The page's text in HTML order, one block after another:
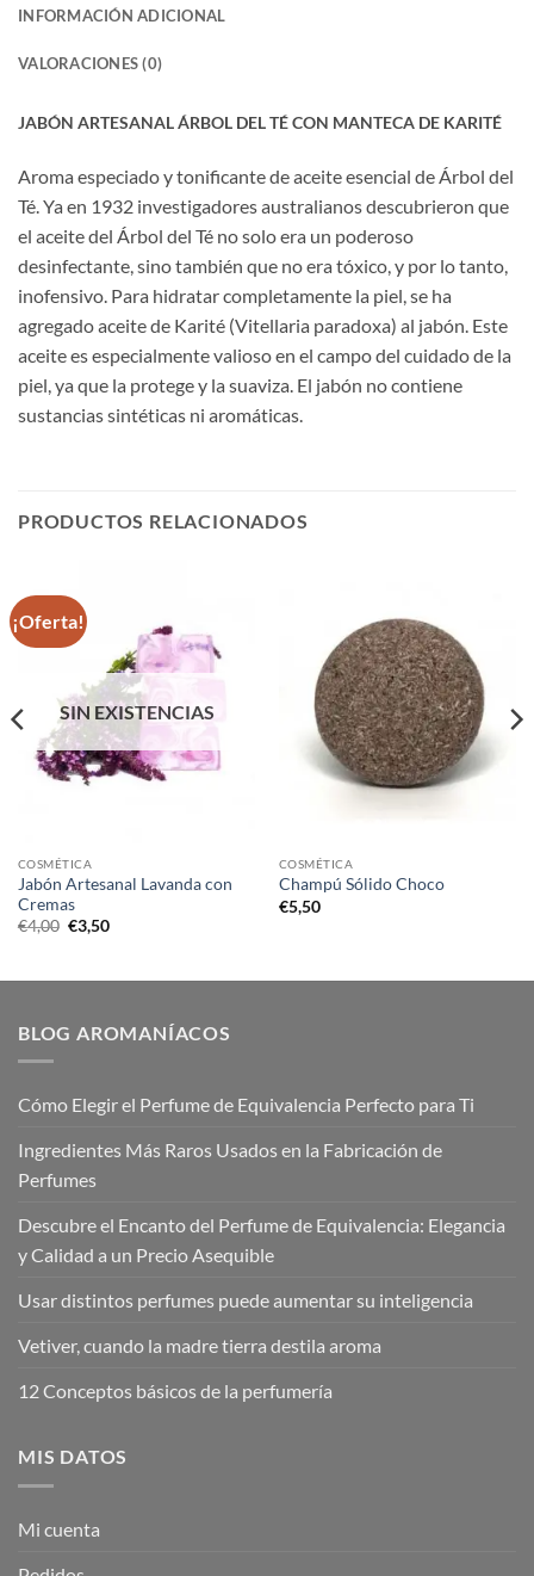
INFORMACIÓN ADICIONAL
VALORACIONES (0)
JABÓN ARTESANAL ÁRBOL DEL TÉ CON MANTECA DE KARITÉ
Aroma especiado y tonificante de aceite esencial de Árbol del
Té. Ya en 1932 investigadores australianos descubrieron que
el aceite del Árbol del Té no solo era un poderoso
desinfectante, sino también que no era tóxico, y por lo tanto,
inofensivo. Para hidratar completamente la piel, se ha
agregado aceite de Karité (Vitellaria paradoxa) al jabón. Este
aceite es especialmente valioso en el campo del cuidado de la
piel, ya que la protege y la suaviza. El jabón no contiene
sustancias sintéticas ni aromáticas.
PRODUCTOS RELACIONADOS
¡Oferta!
SIN EXISTENCIAS
COSMÉTICA
Jabón Artesanal Lavanda con
Cremas
€4,00 El
precio
€4,00.
€3,50El
€3,50.
COSMÉTICA
Champú Sólido Choco
€5,50
BLOG AROMANÍACOS
Cómo Elegir el Perfume de Equivalencia Perfecto para Ti
Ingredientes Más Raros Usados en la Fabricación de
Perfumes
Descubre el Encanto del Perfume de Equivalencia: Elegancia
y Calidad a un Precio Asequible
Usar distintos perfumes puede aumentar su inteligencia
Vetiver, cuando la madre tierra destila aroma
12 Conceptos básicos de la perfumería
MIS DATOS
Mi cuenta